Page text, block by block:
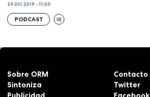
24 DIC 2019 - 11:00
PODCAST
Sobre ORM
Sintoniza
Contacto
Twitter